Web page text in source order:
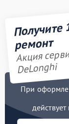
ремонт
Акция
DeLonghi
При